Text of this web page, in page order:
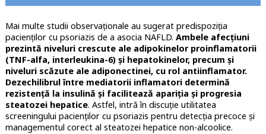
Mai multe studii observaționale au sugerat predispoziția
pacienților cu psoriazis de a asocia NAFLD. Ambele afecțiuni
prezintă niveluri crescute ale adipokinelor proinflamatorii
(TNF-alfa, interleukina-6) și hepatokinelor, precum și
niveluri scăzute ale adiponectinei, cu rol antiinflamator.
Dezechilibrul între mediatorii inflamatori determină
rezistență la insulină și facilitează apariția și progresia
steatozei hepatice. Astfel, intră în discuție utilitatea
screeningului pacienților cu psoriazis pentru detecția precoce și
managementul corect al steatozei hepatice non-alcoolice.